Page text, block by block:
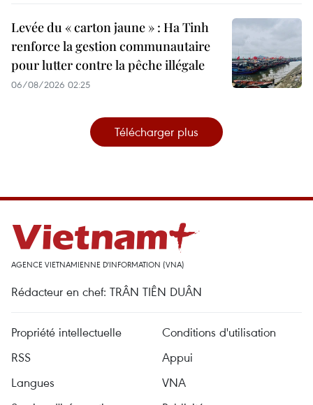
Levée du « carton jaune » : Ha Tinh
renforce la gestion communautaire
pour lutter contre la pêche illégale
06/08/2026 02:25
Télécharger plus
AGENCE VIETNAMIENNE D'INFORMATION (VNA)
Rédacteur en chef: TRÂN TIÊN DUÂN
Propriété intellectuelle
Conditions d'utilisation
RSS
Appui
Langues
VNA